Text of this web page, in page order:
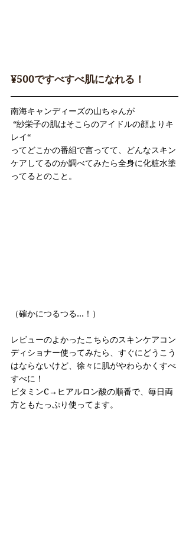
¥500ですべすべ肌になれる！
南海キャンディーズの山ちゃんが
レイ“
ってどこかの番組で言ってて、どんなスキン
ケアしてるのか調べてみたら全身に化粧水塗
ってるとのこと。
（確かにつるつる…！）
レビューのよかったこちらのスキンケアコン
ディショナー使ってみたら、すぐにどうこう
はならないけど、徐々に肌がやわらかくすべ
すべに！
ビタミンC→ヒアルロン酸の順番で、毎日両
方ともたっぷり使ってます。